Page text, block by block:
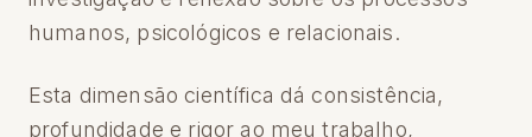
humanos, psicológicos e relacionais.
Esta dimensão científica dá consistência,
profundidade e rigor ao meu trabalho,